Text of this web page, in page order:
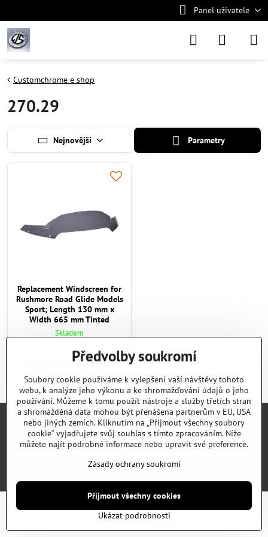
Panel uživatele
Customchrome e shop
270.29
Nejnovější Parametry
Replacement Windscreen for
Rushmore Road Glide Models
Sport; Length 130 mm x
Width 665 mm Tinted
Skladem
ÚvodE-SHOPKATALOGYNEWSKONTAKT REFERENCE
Předvolby soukromíZásady ochrany soukromí
Předvolby soukromí
Soubory cookie používáme k vylepšení vaší návštěvy tohoto
webu, k analýze jeho výkonu a ke shromažďování údajů o jeho
používání. Můžeme k tomu použít nástroje a služby třetích stran
a shromážděná data mohou být přenášena partnerům v EU, USA
nebo jiných zemích. Kliknutím na „Přijmout všechny soubory
cookie“ vyjadřujete svůj souhlas s tímto zpracováním. Níže
můžete najít podrobné informace nebo upravit své preference.
Zásady ochrany soukromí
Ukázat podrobnosti
Přijmout všechny cookies